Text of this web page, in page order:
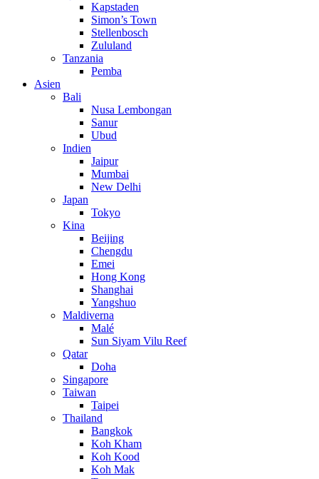
Kapstaden
Simon’s Town
Stellenbosch
Zululand
Tanzania
Pemba
Asien
Bali
Nusa Lembongan
Sanur
Ubud
Indien
Jaipur
Mumbai
New Delhi
Japan
Tokyo
Kina
Beijing
Chengdu
Emei
Hong Kong
Shanghai
Yangshuo
Maldiverna
Malé
Sun Siyam Vilu Reef
Qatar
Doha
Singapore
Taiwan
Taipei
Thailand
Bangkok
Koh Kham
Koh Kood
Koh Mak